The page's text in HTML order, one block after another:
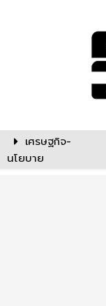
เศรษฐกิจ-
นโยบาย